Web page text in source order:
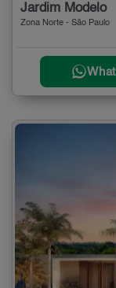
Jardim Modelo
Zona Norte - São Paulo